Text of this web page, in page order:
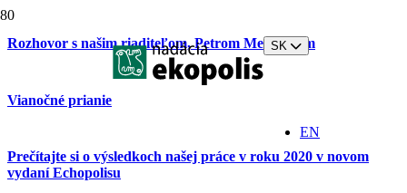
SK
EN
Rozhovor s našim riaditeľom, Petrom Medveďom
Vianočné prianie
Prečítajte si o výsledkoch našej práce v roku 2020 v novom
vydaní Echopolisu